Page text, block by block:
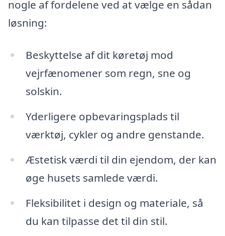
nogle af fordelene ved at vælge en sådan
løsning:
Beskyttelse af dit køretøj mod
vejrfænomener som regn, sne og
solskin.
Yderligere opbevaringsplads til
værktøj, cykler og andre genstande.
Æstetisk værdi til din ejendom, der kan
øge husets samlede værdi.
Fleksibilitet i design og materiale, så
du kan tilpasse det til din stil.